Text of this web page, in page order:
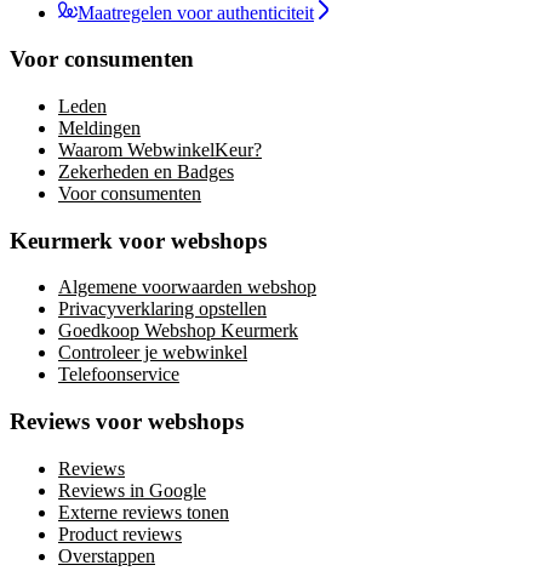
Maatregelen voor authenticiteit
Voor consumenten
Leden
Meldingen
Waarom WebwinkelKeur?
Zekerheden en Badges
Voor consumenten
Keurmerk voor webshops
Algemene voorwaarden webshop
Privacyverklaring opstellen
Goedkoop Webshop Keurmerk
Controleer je webwinkel
Telefoonservice
Reviews voor webshops
Reviews
Reviews in Google
Externe reviews tonen
Product reviews
Overstappen